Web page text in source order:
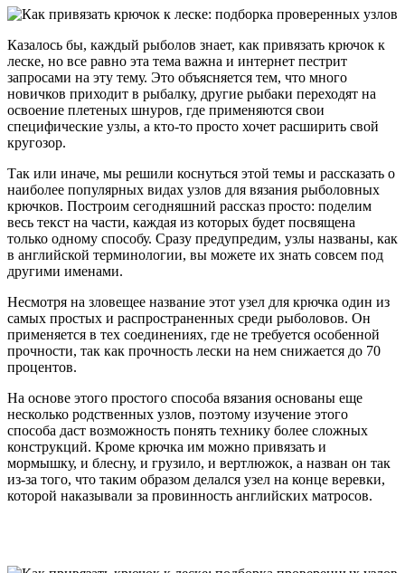
Казалось бы, каждый рыболов знает, как привязать крючок к
леске, но все равно эта тема важна и интернет пестрит
запросами на эту тему. Это объясняется тем, что много
новичков приходит в рыбалку, другие рыбаки переходят на
освоение плетеных шнуров, где применяются свои
специфические узлы, а кто-то просто хочет расширить свой
кругозор.
Так или иначе, мы решили коснуться этой темы и рассказать о
наиболее популярных видах узлов для вязания рыболовных
крючков. Построим сегодняшний рассказ просто: поделим
весь текст на части, каждая из которых будет посвящена
только одному способу. Сразу предупредим, узлы названы, как
в английской терминологии, вы можете их знать совсем под
другими именами.
Несмотря на зловещее название этот узел для крючка один из
самых простых и распространенных среди рыболовов. Он
применяется в тех соединениях, где не требуется особенной
прочности, так как прочность лески на нем снижается до 70
процентов.
На основе этого простого способа вязания основаны еще
несколько родственных узлов, поэтому изучение этого
способа даст возможность понять технику более сложных
конструкций. Кроме крючка им можно привязать и
мормышку, и блесну, и грузило, и вертлюжок, а назван он так
из-за того, что таким образом делался узел на конце веревки,
которой наказывали за провинность английских матросов.